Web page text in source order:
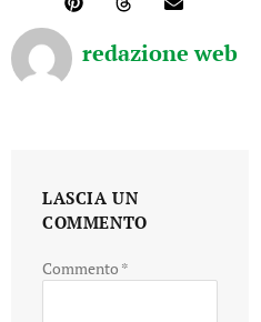
redazione web
LASCIA UN
COMMENTO
Commento *